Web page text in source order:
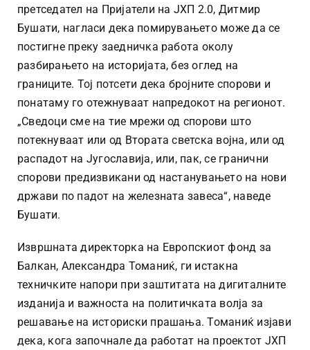
претседател на Пријатели на ЈХП 2.0, Дитмир
Бушати, нагласи дека помирувањето може да се
постигне преку заедничка работа околу
разбирањето на историјата, без оглед на
границите. Тој потсети дека бројните спорови и
понатаму го отежнуваат напредокот на регионот.
„Сведоци сме на тие мрежи од спорови што
потекнуваат или од Втората светска војна, или од
распадот на Југославија, или, пак, се гранични
спорови предизвикани од настанувањето на нови
држави по падот на железната завеса“, наведе
Бушати.
Извршната директорка на Европскиот фонд за
Балкан, Александра Томаниќ, ги истакна
техничките напори при заштитата на дигиталните
изданија и важноста на политичката волја за
решавање на историски прашања. Томаниќ изјави
дека, кога започнале да работат на проектот ЈХП